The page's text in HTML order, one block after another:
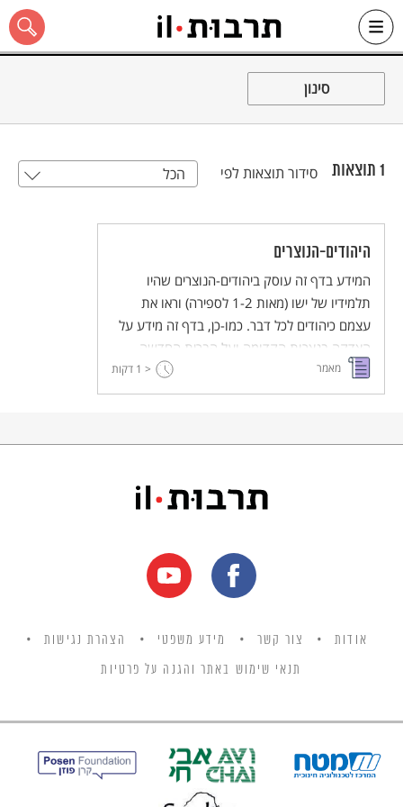
Skip
כל האתר
סינון
1 תוצאות סידור תוצאות לפי הכל
היהודים-הנוצרים
המידע בדף זה עוסק ביהודים-הנוצרים שהיו
תלמידיו של ישו (מאות 1-2 לספירה) וראו את
עצמם כיהודים לכל דבר. כמו-כן, בדף זה מידע על
הצדקה בנצרות הקדומה ועל הברית החדשה
וספרי הבשורה (אוונגליון).
מאמר < 1 דקות
אודות צור קשר מידע משפטי הצהרת נגישות
תנאי שימוש באתר והגנה על פרטיות